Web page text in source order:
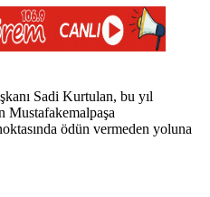
Sadi Kurtulan, bu yıl
Mustafakemalpaşa
ödün vermeden yoluna